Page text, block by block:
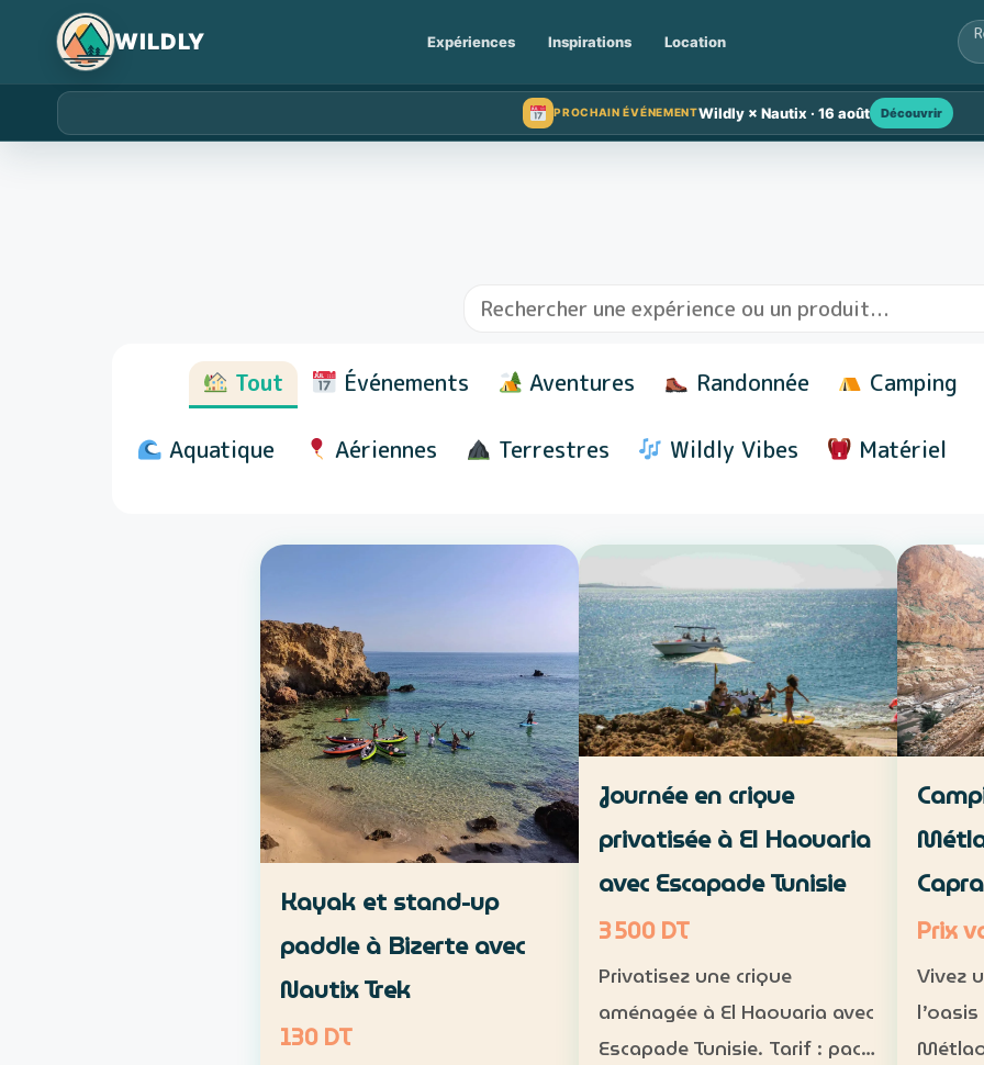
Expériences Inspirations Location
PROCHAIN ÉVÉNEMENTWildly × Nautix · 16 août Découvrir
Tout Événements Aventures Randonnée Camping
Aquatique Aériennes Terrestres Wildly Vibes Matériel
Kayak et stand-up
paddle à Bizerte avec
Nautix Trek
130 DT
Journée en crique
privatisée à El Haouaria
avec Escapade Tunisie
3 500 DT
Privatisez une crique
aménagée à El Haouaria avec
Escapade Tunisie. Tarif : pack
Prix
Vivez